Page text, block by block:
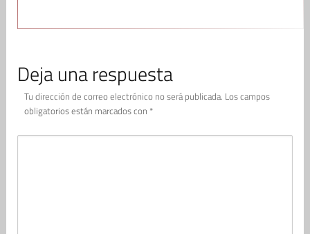
Deja una respuesta
Tu dirección de correo electrónico no será publicada. Los campos
obligatorios están marcados con *